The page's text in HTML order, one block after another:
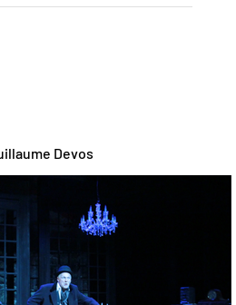
Devos